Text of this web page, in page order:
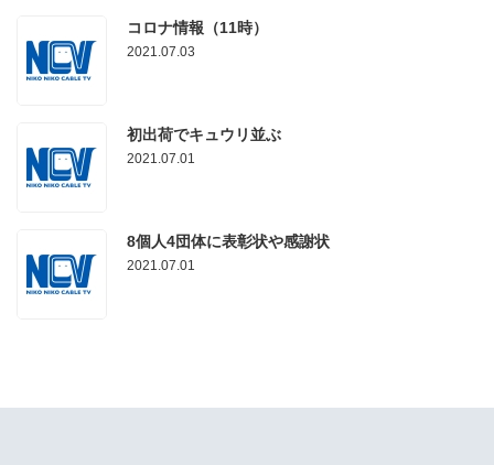
コロナ情報（11時）
2021.07.03
初出荷でキュウリ並ぶ
2021.07.01
8個人4団体に表彰状や感謝状
2021.07.01